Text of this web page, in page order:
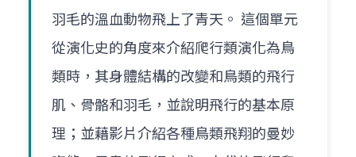
羽毛的溫血動物飛上了青天。 這個單元
從演化史的角度來介紹爬行類演化為鳥
類時，其身體結構的改變和鳥類的飛行
肌、骨骼和羽毛，並說明飛行的基本原
理；並藉影片介紹各種鳥類飛翔的曼妙